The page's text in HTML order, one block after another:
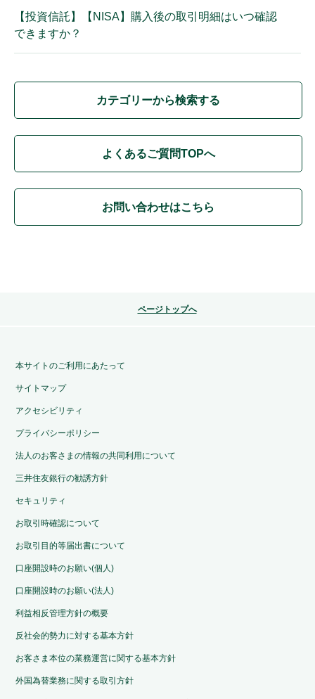
【投資信託】【NISA】購入後の取引明細はいつ確認
できますか？
カテゴリーから検索する
よくあるご質問TOPへ
お問い合わせはこちら
ページトップへ
本サイトのご利用にあたって
サイトマップ
アクセシビリティ
プライバシーポリシー
法人のお客さまの情報の共同利用について
三井住友銀行の勧誘方針
セキュリティ
お取引時確認について
お取引目的等届出書について
口座開設時のお願い(個人)
口座開設時のお願い(法人)
利益相反管理方針の概要
反社会的勢力に対する基本方針
お客さま本位の業務運営に関する基本方針
外国為替業務に関する取引方針